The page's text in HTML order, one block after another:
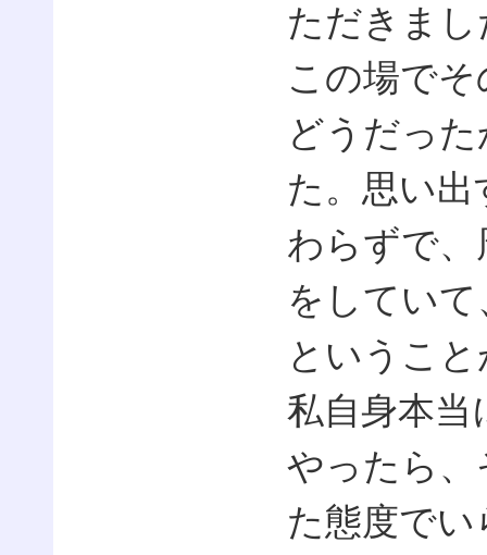
ただきま
この場で
どうだっ
た。思い
わらずで
をしてい
というこ
私自身本当
やったら
た態度で